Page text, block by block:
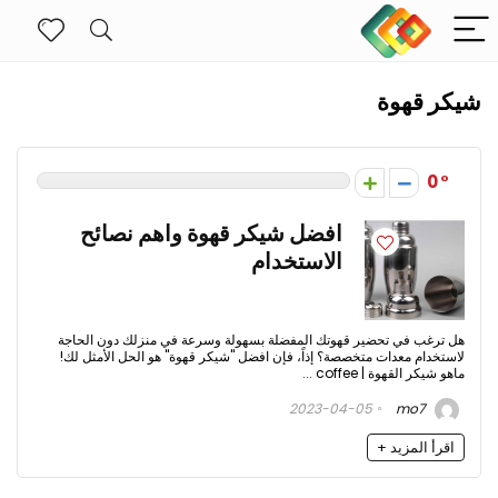
شيكر قهوة
0
افضل شيكر قهوة واهم نصائح
الاستخدام
هل ترغب في تحضير قهوتك المفضلة بسهولة وسرعة في منزلك دون الحاجة
لاستخدام معدات متخصصة؟ إذاً، فإن افضل "شيكر قهوة" هو الحل الأمثل لك!
ماهو شيكر القهوة | coffee ...
mo7
2023-04-05
اقرأ المزيد +